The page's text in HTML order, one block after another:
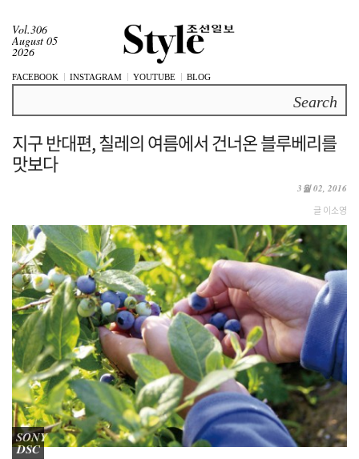
Vol.306
August 05
2026
FACEBOOK INSTAGRAM YOUTUBE BLOG
지구 반대편, 칠레의 여름에서 건너온 블루베리를
맛보다
3월 02, 2016
글 이소영
SONY
DSC